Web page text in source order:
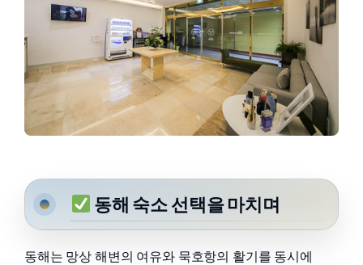
동해 숙소 선택을 마치며
동해는 망상 해변의 여유와 묵호항의 활기를 동시에